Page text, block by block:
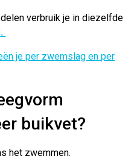
verbruik je in diezelfde
.
je per zwemslag en per
buikvet?
het zwemmen.